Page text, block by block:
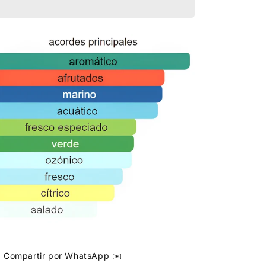
Compartir por WhatsApp ✉️